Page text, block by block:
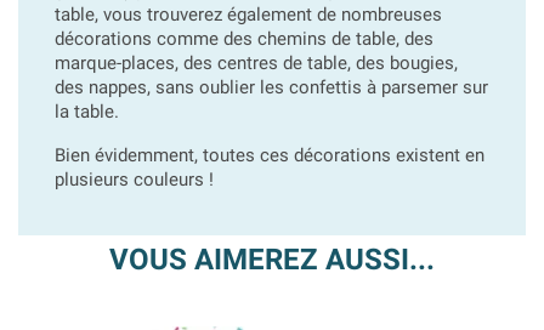
table, vous trouverez également de nombreuses
décorations comme des chemins de table, des
marque-places, des centres de table, des bougies,
des nappes, sans oublier les confettis à parsemer sur
la table.
Bien évidemment, toutes ces décorations existent en
plusieurs couleurs !
VOUS AIMEREZ AUSSI...